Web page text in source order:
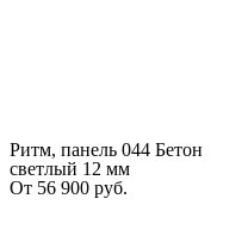
Ритм, панель 044 Бетон
светлый 12 мм
От 56 900 руб.